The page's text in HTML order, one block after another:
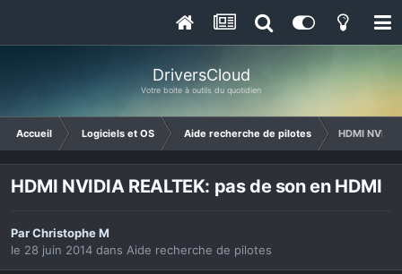
DriversCloud
Votre boite à outils du quotidien
Accueil Logiciels et OS Aide recherche de pilotes HDMI
HDMI NVIDIA REALTEK: pas de son en HDMI
ParChristophe M
le 28 juin 2014 dans Aide recherche de pilotes